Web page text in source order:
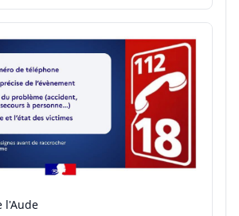
fortes chaleurs et de la
Autour de cette
l'Aude